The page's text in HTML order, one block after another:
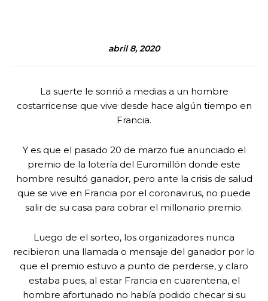
abril 8, 2020
La suerte le sonrió a medias a un hombre
costarricense que vive desde hace algún tiempo en
Francia.
Y es que el pasado 20 de marzo fue anunciado el
premio de la lotería del Euromillón donde este
hombre resultó ganador, pero ante la crisis de salud
que se vive en Francia por el coronavirus, no puede
salir de su casa para cobrar el millonario premio.
Luego de el sorteo, los organizadores nunca
recibieron una llamada o mensaje del ganador por lo
que el premio estuvo a punto de perderse, y claro
estaba pues, al estar Francia en cuarentena, el
hombre afortunado no había podido checar si su